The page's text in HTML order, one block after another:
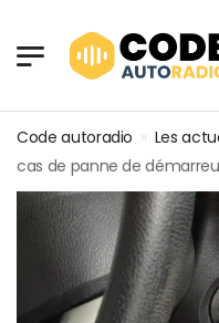
Code autoradio » Les
cas de panne de